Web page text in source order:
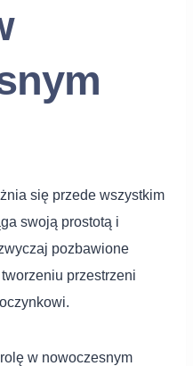
się przede wszystkim
swoją prostotą i
pozbawione
przestrzeni
w nowoczesnym